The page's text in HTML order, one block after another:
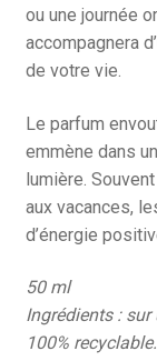
ou une journée
accompagnera
de votre vie.
Le parfum
emmène dans
lumière.
aux vacances,
d’énergie
50 ml
Ingrédients :
100% recyclable.